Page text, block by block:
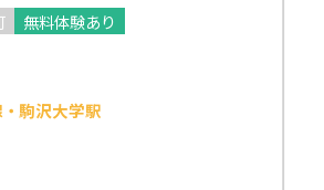
無料体験あり
駒沢大学駅